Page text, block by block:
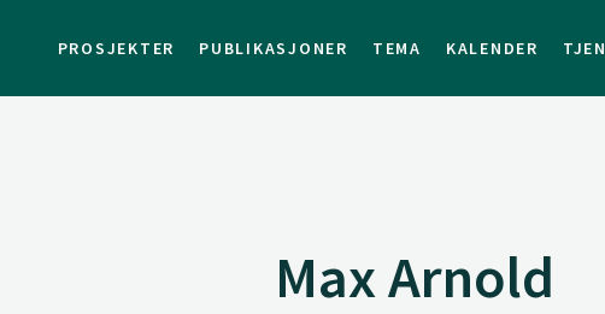
PROSJEKTER PUBLIKASJONER TEMA KALENDER
Max Arnold